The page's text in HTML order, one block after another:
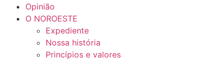
Opinião
O NOROESTE
Expediente
Nossa história
Princípios e valores